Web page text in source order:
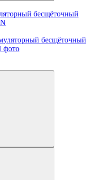
бесщёточный